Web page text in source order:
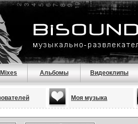
Альбомы Видеоклипы
Моя музыка